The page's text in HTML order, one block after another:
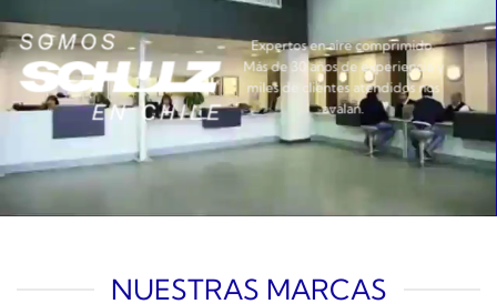
Expertos en aire comprimido.
Más de 30 años de experiencia y
miles de clientes atendidos nos
avalan.
NUESTRAS MARCAS